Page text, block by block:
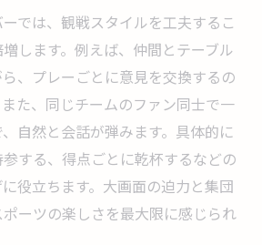
では、観戦スタイルを工夫するこ
します。例えば、仲間とテーブル
、プレーごとに意見を交換するの
た、同じチームのファン同士で一
自然と会話が弾みます。具体的に
する、得点ごとに乾杯するなどの
役立ちます。大画面の迫力と集団
ーツの楽しさを最大限に感じられ